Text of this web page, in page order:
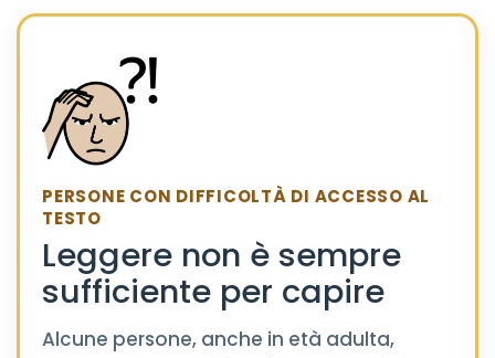
PERSONE CON DIFFICOLTÀ DI ACCESSO AL
TESTO
Leggere non è sempre
sufficiente per capire
Alcune persone, anche in età adulta,